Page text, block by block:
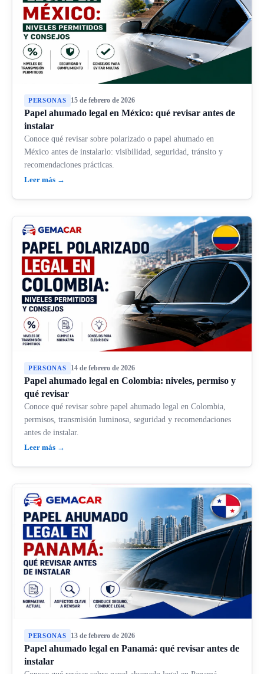
PERSONAS 15 de febrero de 2026
Papel ahumado legal en México: qué revisar antes de
instalar
Conoce qué revisar sobre polarizado o papel ahumado en
México antes de instalarlo: visibilidad, seguridad, tránsito y
recomendaciones prácticas.
Leer más →
PERSONAS 14 de febrero de 2026
Papel ahumado legal en Colombia: niveles, permiso y
qué revisar
Conoce qué revisar sobre papel ahumado legal en Colombia,
permisos, transmisión luminosa, seguridad y recomendaciones
antes de instalar.
Leer más →
PERSONAS 13 de febrero de 2026
Papel ahumado legal en Panamá: qué revisar antes de
instalar